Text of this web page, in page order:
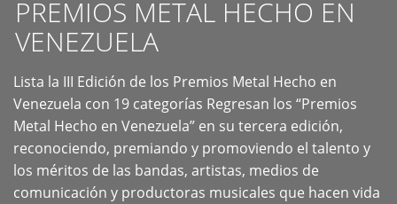
PREMIOS METAL HECHO EN
VENEZUELA
Lista la III Edición de los Premios Metal Hecho en
Venezuela con 19 categorías Regresan los “Premios
Metal Hecho en Venezuela” en su tercera edición,
reconociendo, premiando y promoviendo el talento y
los méritos de las bandas, artistas, medios de
comunicación y productoras musicales que hacen vida
+